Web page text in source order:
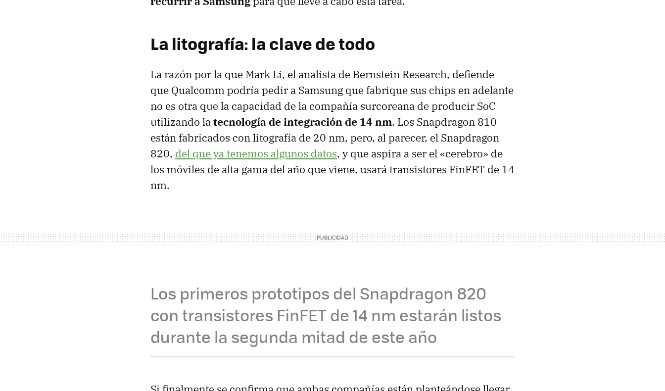
La litografía: la clave de todo
La razón por la que Mark Li, el analista de Bernstein Research, defiende
que Qualcomm podría pedir a Samsung que fabrique sus chips en adelante
no es otra que la capacidad de la compañía surcoreana de producir SoC
utilizando latecnología de integración de 14 nm. Los Snapdragon 810
están fabricados con litografía de 20 nm, pero, al parecer, el Snapdragon
820, del que ya tenemos algunos datos, y que aspira a ser el «cerebro» de
los móviles de alta gama del año que viene, usará transistores FinFET de 14
nm.
Los primeros prototipos del Snapdragon 820
con transistores FinFET de 14 nm estarán listos
durante la segunda mitad de este año